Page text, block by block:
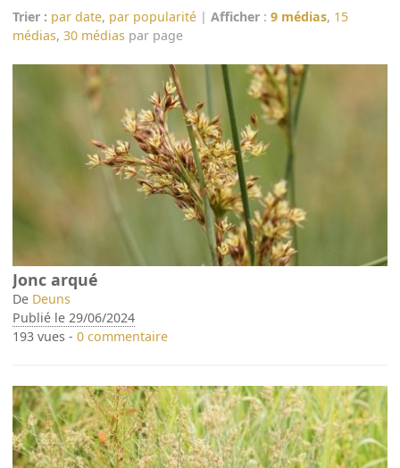
Trier : par date, par popularité |Afficher :9 médias, 15
médias,30 médias par page
Jonc arqué
De Deuns
Publié le 29/06/2024
193 vues -0 commentaire